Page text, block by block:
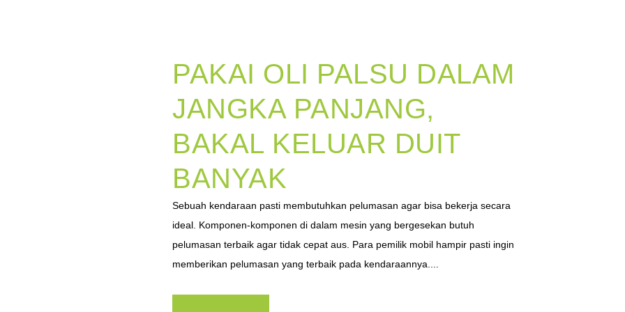
PAKAI OLI PALSU DALAM
JANGKA PANJANG,
BAKAL KELUAR DUIT
BANYAK
Sebuah kendaraan pasti membutuhkan pelumasan agar bisa bekerja secara
ideal. Komponen-komponen di dalam mesin yang bergesekan butuh
pelumasan terbaik agar tidak cepat aus. Para pemilik mobil hampir pasti ingin
memberikan pelumasan yang terbaik pada kendaraannya....